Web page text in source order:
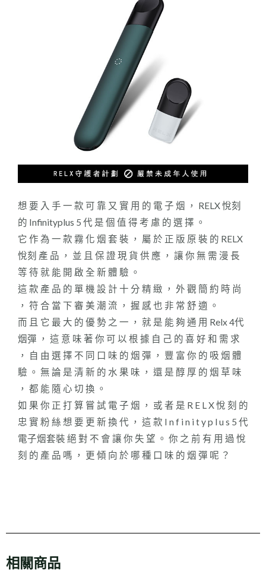
想 要 入 手 一 款 可 靠 又 實 用 的 電 子 烟 ， RELX 悅刻
的 Infinityplus 5 代 是 個 值 得 考 慮 的 選 擇 。
它 作 為 一 款 霧 化 烟 套 裝 ， 屬 於 正 版 原 裝 的 RELX
悅刻 產 品 ， 並 且 保 證 現 貨 供 應 ， 讓 你 無 需 漫 長
等 待 就 能 開 啟 全 新 體 驗 。
這 款 產 品 的 單 機 設 計 十 分 精 緻 ， 外 觀 簡 約 時 尚
， 符 合 當 下 審 美 潮 流 ， 握 感 也 非 常 舒 適 。
而 且 它 最 大 的 優 勢 之 一 ， 就 是 能 夠 通 用 Relx 4代
烟彈 ， 這 意 味 著 你 可 以 根 據 自 己 的 喜 好 和 需 求
， 自 由 選 擇 不 同 口 味 的 烟 彈 ， 豐 富 你 的 吸 烟 體
驗 。 無 論 是 清 新 的 水 果 味 ， 還 是 醇 厚 的 烟 草 味
， 都 能 隨 心 切 換 。
如 果 你 正 打 算 嘗 試 電 子 烟 ， 或 者 是 R E L X 悅 刻 的
忠 實 粉 絲 想 要 更 新 換 代 ， 這 款 I n f i n i t y p l u s 5 代
電子烟套裝 絕 對 不 會 讓 你 失 望 。 你 之 前 有 用 過 悅
刻 的 產 品 嗎 ， 更 傾 向 於 哪 種 口 味 的 烟 彈 呢 ？
相關商品